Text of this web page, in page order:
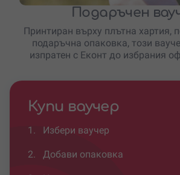
Подаръчен
Принтиран върху плътна хартия,
подаръчна опаковка, този
изпратен с Еконт до избрания
Купи ваучер
1. Избери ваучер
2. Добави опаковка